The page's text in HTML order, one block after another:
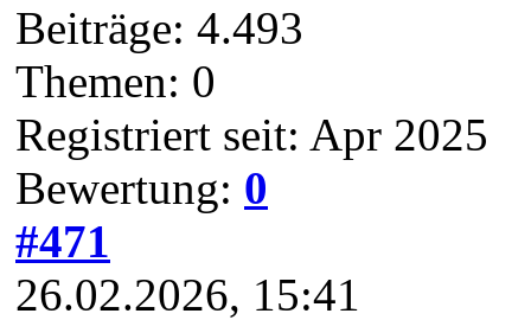
Beiträge: 4.493
Themen: 0
Registriert seit: Apr 2025
Bewertung: 0
#471
26.02.2026, 15:41